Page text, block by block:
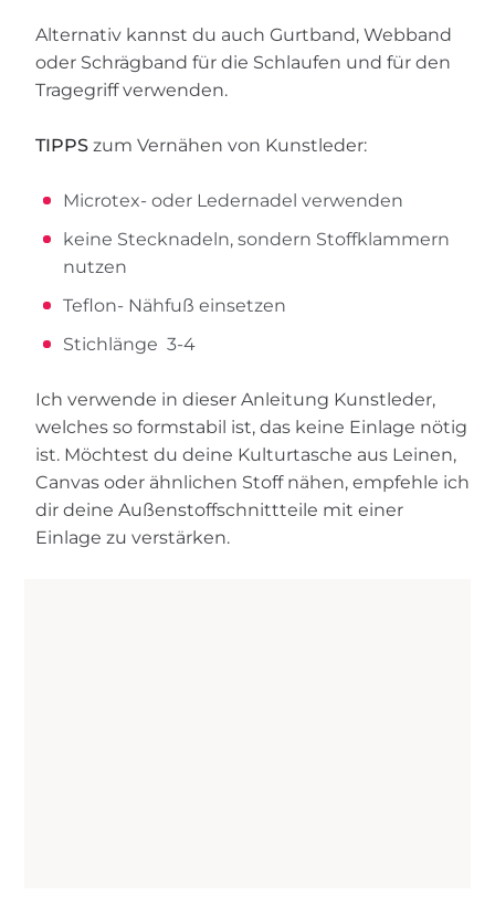
Alternativ kannst du auch Gurtband, Webband
oder Schrägband für die Schlaufen und für den
Tragegriff verwenden.
TIPPS zum Vernähen von Kunstleder:
Microtex- oder Ledernadel verwenden
keine Stecknadeln, sondern Stoffklammern
nutzen
Teflon- Nähfuß einsetzen
Stichlänge 3-4
Ich verwende in dieser Anleitung Kunstleder,
welches so formstabil ist, das keine Einlage nötig
ist. Möchtest du deine Kulturtasche aus Leinen,
Canvas oder ähnlichen Stoff nähen, empfehle ich
dir deine Außenstoffschnittteile mit einer
Einlage zu verstärken.